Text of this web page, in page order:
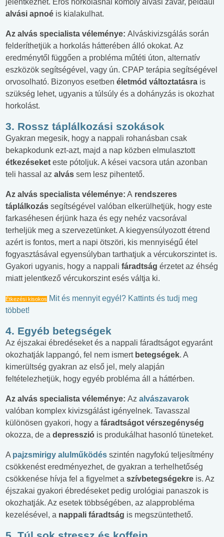
jelentkezhet. Erős horkolásnál komoly alvási zavar, például
alvási apnoé is kialakulhat.
Az alvás specialista véleménye: Alváskivizsgálás során
felderíthetjük a horkolás hátterében álló okokat. Az
eredménytől függően a probléma műtéti úton, alternatív
eszközök segítségével, vagy ún. CPAP terápia segítségével
orvosolható. Bizonyos esetben életmód változtatásra is
szükség lehet, ugyanis a túlsúly és a dohányzás is okozhat
horkolást.
3. Rossz táplálkozási szokások
Gyakran megesik, hogy a nappali rohanásban csak
bekapkodunk ezt-azt, majd a nap közben elmulasztott
étkezéseket este pótoljuk. A kései vacsora után azonban
teli hassal az alvás sem lesz pihentető.
Az alvás specialista véleménye: A rendszeres
táplálkozás segítségével valóban elkerülhetjük, hogy este
farkaséhesen érjünk haza és egy nehéz vacsorával
terheljük meg a szervezetünket. A kiegyensúlyozott étrend
azért is fontos, mert a napi ötszöri, kis mennyiségű étel
fogyasztásával egyensúlyban tarthatjuk a vércukorszintet is.
Gyakori ugyanis, hogy a nappali fáradtság érzetet az éhség
miatt jelentkező vércukorszint esés váltja ki.
Étkezési kisokos Mit és mennyit egyél? Kattints és tudj meg
többet!
4. Egyéb betegségek
Az éjszakai ébredéseket és a nappali fáradtságot egyaránt
okozhatják lappangó, fel nem ismert betegségek. A
kimerültség gyakran az első jel, mely alapján
feltételezhetjük, hogy egyéb probléma áll a háttérben.
Az alvás specialista véleménye: Az alvászavarok
valóban komplex kivizsgálást igényelnek. Tavasszal
különösen gyakori, hogy a fáradtságot vérszegénység
okozza, de a depresszió is produkálhat hasonló tüneteket.
A pajzsmirigy alulműködés szintén nagyfokú teljesítmény
csökkenést eredményezhet, de gyakran a terhelhetőség
csökkenése hívja fel a figyelmet a szívbetegségekre is. Az
éjszakai gyakori ébredéseket pedig urológiai panaszok is
okozhatják. Az esetek többségében, az alapprobléma
kezelésével, a nappali fáradtság is megszüntethető.